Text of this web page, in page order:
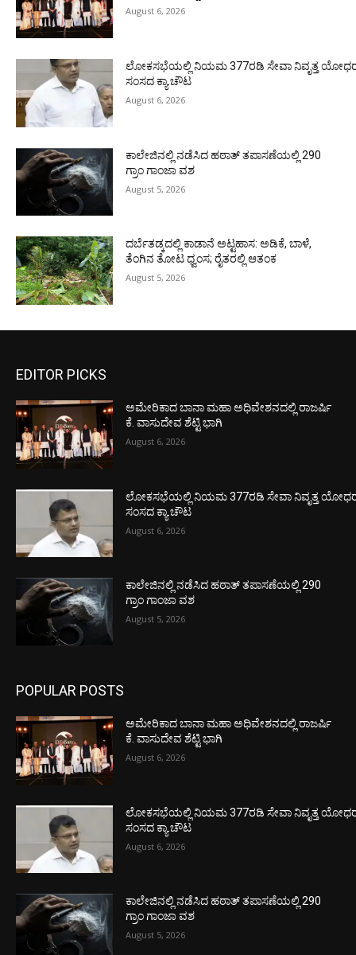
August 6, 2026
ಲೋಕಸಭೆಯಲ್ಲಿ ನಿಯಮ 377ರಡಿ ಸೇವಾ ನಿವೃತ್ತ
ಸಂಸದ ಕ್ಯಾ.ಚೌಟ
August 6, 2026
ಕಾಲೇಜಿನಲ್ಲಿ ನಡೆಸಿದ ಹಠಾತ್ ತಪಾಸಣೆಯಲ್ಲಿ 290
ಗ್ರಾಂ ಗಾಂಜಾ ವಶ
August 5, 2026
ದರ್ಬೆತಡ್ಕದಲ್ಲಿ ಕಾಡಾನೆ ಅಟ್ಟಹಾಸ: ಅಡಿಕೆ, ಬಾಳೆ,
ತೆಂಗಿನ ತೋಟ ಧ್ವಂಸ; ರೈತರಲ್ಲಿ ಆತಂಕ
August 5, 2026
EDITOR PICKS
ಅಮೇರಿಕಾದ ಬಾನಾ ಮಹಾ ಅಧಿವೇಶನದಲ್ಲಿ ರಾಜರ್ಷಿ
ಕೆ. ವಾಸುದೇವ ಶೆಟ್ಟಿ ಭಾಗಿ
August 6, 2026
ಲೋಕಸಭೆಯಲ್ಲಿ ನಿಯಮ 377ರಡಿ ಸೇವಾ ನಿವೃತ್ತ
ಸಂಸದ ಕ್ಯಾ.ಚೌಟ
August 6, 2026
ಕಾಲೇಜಿನಲ್ಲಿ ನಡೆಸಿದ ಹಠಾತ್ ತಪಾಸಣೆಯಲ್ಲಿ 290
ಗ್ರಾಂ ಗಾಂಜಾ ವಶ
August 5, 2026
POPULAR POSTS
ಅಮೇರಿಕಾದ ಬಾನಾ ಮಹಾ ಅಧಿವೇಶನದಲ್ಲಿ ರಾಜರ್ಷಿ
ಕೆ. ವಾಸುದೇವ ಶೆಟ್ಟಿ ಭಾಗಿ
August 6, 2026
ಲೋಕಸಭೆಯಲ್ಲಿ ನಿಯಮ 377ರಡಿ ಸೇವಾ ನಿವೃತ್ತ
ಸಂಸದ ಕ್ಯಾ.ಚೌಟ
August 6, 2026
ಕಾಲೇಜಿನಲ್ಲಿ ನಡೆಸಿದ ಹಠಾತ್ ತಪಾಸಣೆಯಲ್ಲಿ 290
ಗ್ರಾಂ ಗಾಂಜಾ ವಶ
August 5, 2026